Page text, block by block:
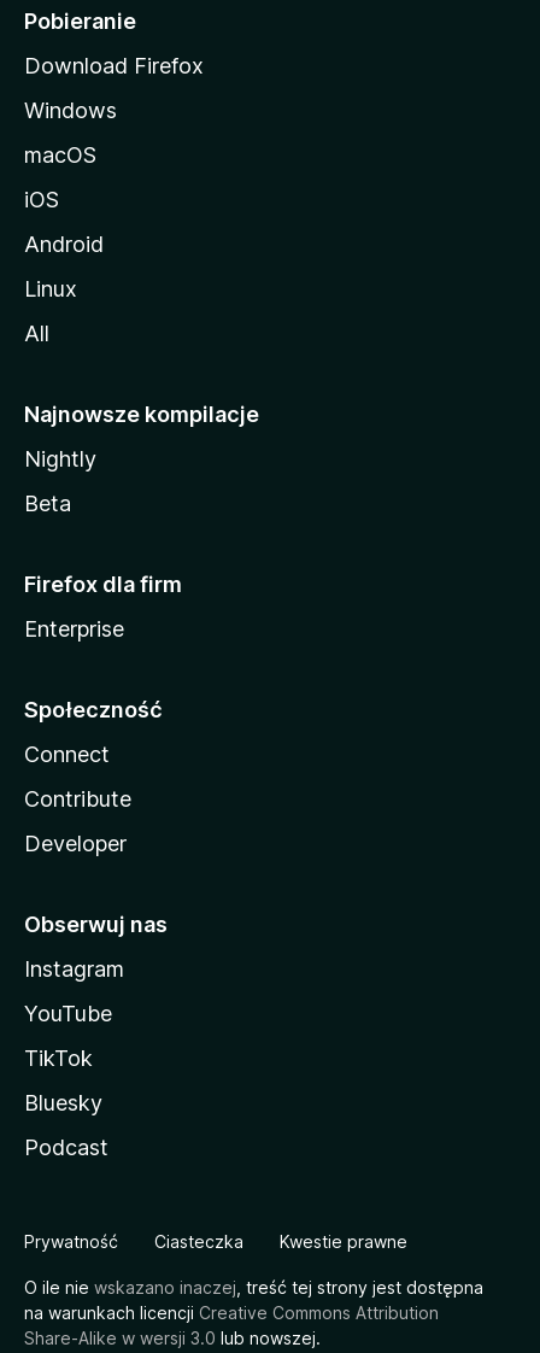
iPobieranie
Download Firefox
Windows
macOS
iOS
Android
Linux
All
Najnowsze kompilacje
Nightly
Beta
Firefox dla firm
Enterprise
Społeczność
Connect
Contribute
Developer
Obserwuj nas
Instagram
YouTube
TikTok
Bluesky
Podcast
Prywatność Ciasteczka Kwestie prawne
O ile nie wskazano inaczej , treść tej strony jest dostępna
na warunkach licencji Creative Commons Attribution
Share-Alike w wersji 3.0 lub nowszej.